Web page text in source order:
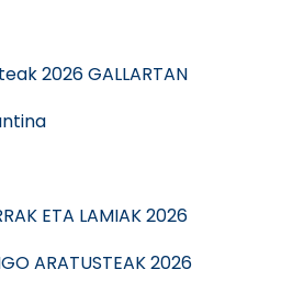
2026 GALLARTAN
ETA LAMIAK 2026
ARATUSTEAK 2026